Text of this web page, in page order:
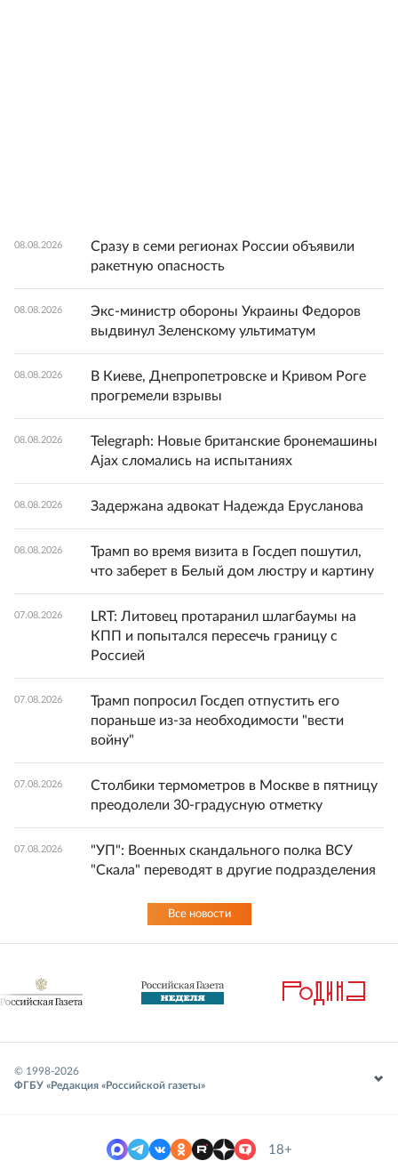
08.08.2026
Сразу в семи регионах России объявили
ракетную опасность
08.08.2026
Экс-министр обороны Украины Федоров
выдвинул Зеленскому ультиматум
08.08.2026
В Киеве, Днепропетровске и Кривом Роге
прогремели взрывы
08.08.2026
Telegraph: Новые британские бронемашины
Ajax сломались на испытаниях
08.08.2026 Задержана адвокат Надежда Ерусланова
08.08.2026
Трамп во время визита в Госдеп пошутил,
что заберет в Белый дом люстру и картину
07.08.2026
LRT: Литовец протаранил шлагбаумы на
КПП и попытался пересечь границу с
Россией
07.08.2026
Трамп попросил Госдеп отпустить его
пораньше из-за необходимости "вести
войну"
07.08.2026
Столбики термометров в Москве в пятницу
преодолели 30-градусную отметку
07.08.2026
"УП": Военных скандального полка ВСУ
"Скала" переводят в другие подразделения
Все новости
© 1998-2026
ФГБУ «Редакция «Российской газеты»
18+